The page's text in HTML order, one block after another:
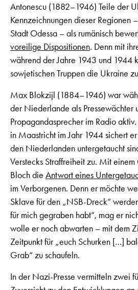
Antonescu (1882–1946) Teile der
Kennzeichnungen dieser Regionen
Stadt Odessa – als rumänisch
voreilige Dispositionen. Denn mit
während der Jahre 1943 und 1944
sowjetischen Truppen die Ukraine
Max Blokzijl (1884–1946) war
der Niederlande als Pressewächter
Propagandasprecher im Radio
in Maastricht im Jahr 1944 sichert
den Niederlanden untergetaucht
Verstecks Straffreiheit zu. Mit
Bloch die Antwort eines
im Verborgenen. Denn er möchte
Sklave für den „NSB-Dreck“
für mich gegraben habt“, mag er
wolle er noch abwarten – mit dem
Zeitpunkt für „euch Schurken […]
Grab“ zu schaufeln.
In der Nazi-Presse vermitteln zwei